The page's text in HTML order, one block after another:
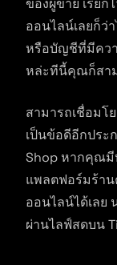
ของผู้ขาย เรียก
ออนไลน์เลยก็ว่
หรือบัญชีที่มีคว
หล่ะทีนี้คุณก็สาม
สามารถเชื่อมโ
เป็นข้อดีอีกประ
Shop หากคุณมี
แพลตฟอร์มร้าน
ออนไลน์ได้เลย
ผ่านไลฟ์สดบน